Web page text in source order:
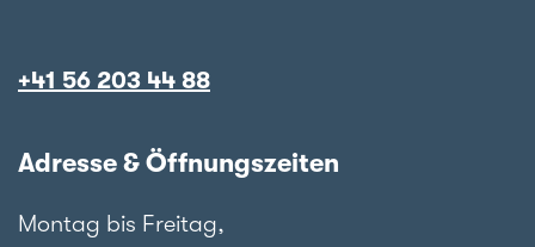
+41 56 203 44 88
Adresse & Öffnungszeiten
Montag bis Freitag,